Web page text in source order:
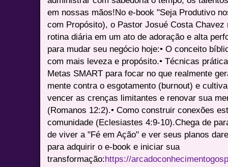
em nossas mãos!No e-book "Seja Produtivo
com Propósito), o Pastor Josué Costa
rotina diária em um ato de adoração e alta
para mudar seu negócio hoje:• O conceito
com mais leveza e propósito.• Técnicas
Metas SMART para focar no que realmente
mente contra o esgotamento (burnout) e
vencer as crenças limitantes e renovar sua
(Romanos 12:2).• Como construir conexões
comunidade (Eclesiastes 4:9-10).Chega de
de viver a "Fé em Ação" e ver seus planos
para adquirir o e-book e iniciar sua
transformação:https://